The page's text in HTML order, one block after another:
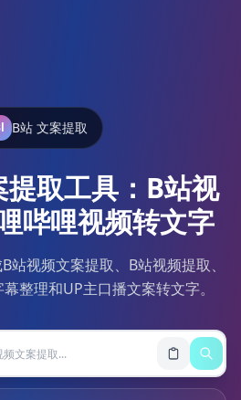
B站 文案提取
取工具：B站视
哔哩视频转文字
站视频文案提取、B站视频提取、
整理和UP主口播文案转文字。